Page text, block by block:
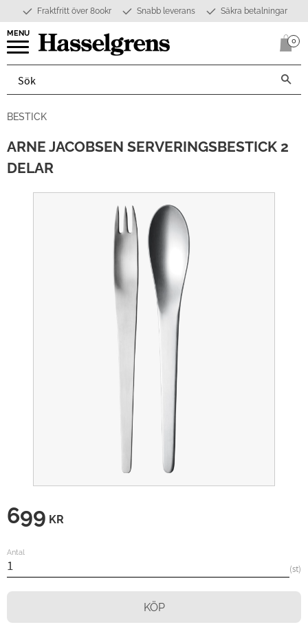
Meny
Fraktfritt över 800kr Snabb leverans Säkra betalningar
0
BESTICK
ARNE JACOBSEN SERVERINGSBESTICK 2
DELAR
699 KR
Antal
st
KÖP